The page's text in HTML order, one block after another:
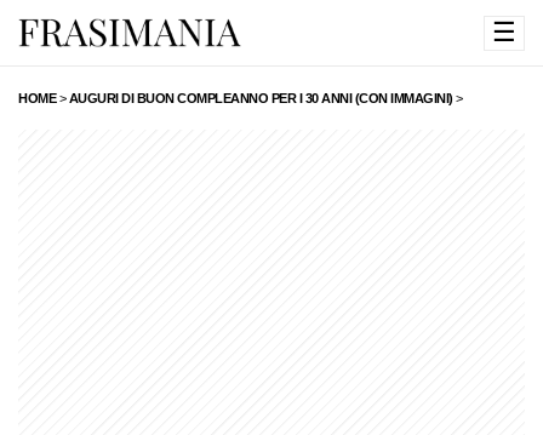
☰
HOME>AUGURI DI BUON COMPLEANNO PER I 30 ANNI (CON IMMAGINI) >